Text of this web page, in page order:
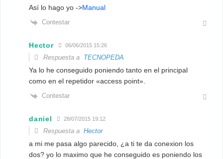
Así lo hago yo ->Manual
Contestar
Hector 06/06/2015 15:26
Respuesta a TECNOPEDA
Ya lo he conseguido poniendo tanto en el principal
como en el repetidor «access point».
Contestar
daniel 28/07/2015 19:12
Respuesta aHector
a mi me pasa algo parecido, ¿a ti te da conexion los
dos? yo lo maximo que he conseguido es poniendo los